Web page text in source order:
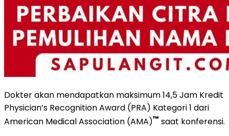
Dokter akan mendapatkan maksimum 14,5 Jam Kredit
Physician’s Recognition Award (PRA) Kategori 1 dari
American Medical Association (AMA)™ saat konferensi.